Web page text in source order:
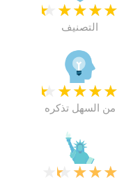
★
★
★
★
★
التصنيف
★
★
★
★
★
من السهل تذكره
★
★
★
★